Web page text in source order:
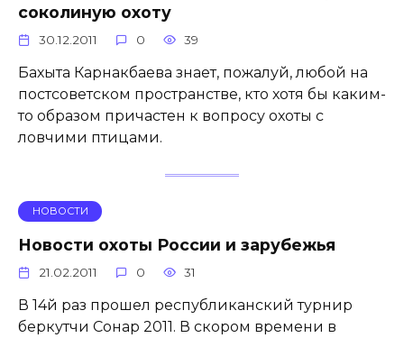
соколиную охоту
30.12.2011 0 39
Бахыта Карнакбаева знает, пожалуй, любой на
постсоветском пространстве, кто хотя бы каким-
то образом причастен к вопросу охоты с
ловчими птицами.
НОВОСТИ
Новости охоты России и зарубежья
21.02.2011 0 31
В 14й раз прошел республиканский турнир
беркутчи Сонар 2011. В скором времени в